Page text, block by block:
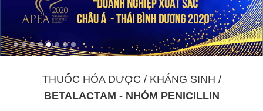
THUỐC HÓA DƯỢC / KHÁNG SINH /
BETALACTAM - NHÓM PENICILLIN